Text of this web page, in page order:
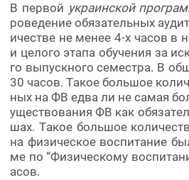
В первой украинской
роведение обязательных
ичестве не менее 4-х часов в
и целого этапа обучения за
го выпускного семестра. В
30 часов. Такое большое
ных на ФВ едва ли не самая
уществования ФВ как
шах. Такое большое
на физическое воспитание
ме по “Физическому
асов.